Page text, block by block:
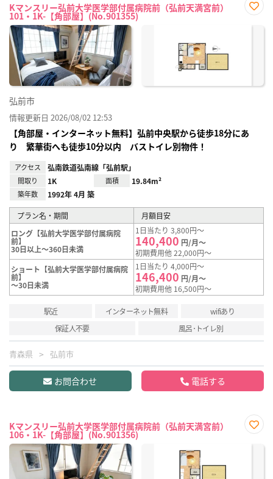
Kマンスリー弘前大学医学部付属病院前（弘前天満宮前）
101・1K-【角部屋】(No.901355)
に入
弘前市
情報更新日 2026/08/02 12:53
【角部屋・インターネット無料】弘前中央駅から徒歩18分にあ
り 繁華街へも徒歩10分以内 バストイレ別物件！
アクセス 弘南鉄道弘南線「弘前駅」
間取り 1K 面積 19.84m²
築年数 1992年 4月 築
プラン名・期間
月額目安
ロング【弘前大学医学部付属病院
前】
30日以上～360日未満
1日当たり 3,800円～
140,400 円/月～
初期費用他 22,000円～
ショート【弘前大学医学部付属病院
前】
～30日未満
1日当たり 4,000円～
146,400 円/月～
初期費用他 16,500円～
駅近 インターネット無料
wifiあり
保証人不要
風呂･トイレ別
青森県 弘前市
お問合わせ 電話する
Kマンスリー弘前大学医学部付属病院前（弘前天満宮前）
106・1K-【角部屋】(No.901356)
に入